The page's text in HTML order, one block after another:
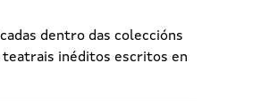
dentro das coleccións
teatrais inéditos escritos en